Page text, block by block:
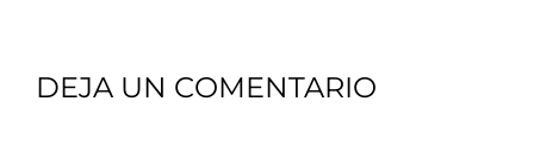
DEJA UN COMENTARIO